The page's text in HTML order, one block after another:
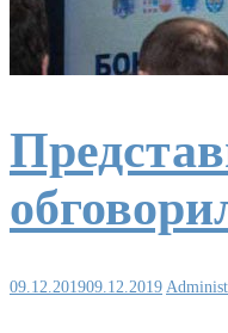
09.12.201909.12.2019